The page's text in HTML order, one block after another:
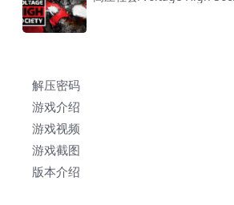
解压密码
游戏介绍
游戏视频
游戏截图
版本介绍